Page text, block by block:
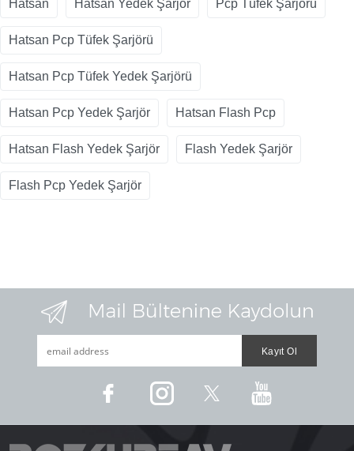
Hatsan Hatsan Yedek Şarjör Pcp Tüfek Şarjörü
Hatsan Pcp Tüfek Şarjörü
Hatsan Pcp Tüfek Yedek Şarjörü
Hatsan Pcp Yedek Şarjör Hatsan Flash Pcp
Hatsan Flash Yedek Şarjör Flash Yedek Şarjör
Flash Pcp Yedek Şarjör